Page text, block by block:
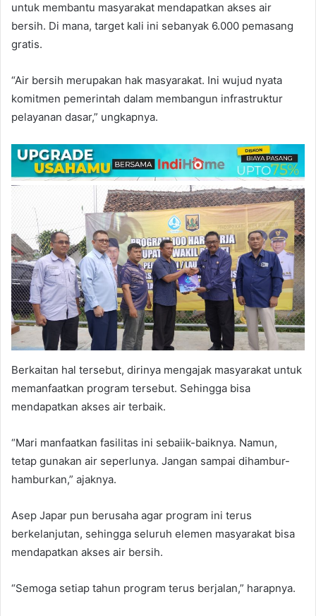
untuk membantu masyarakat mendapatkan akses air
bersih. Di mana, target kali ini sebanyak 6.000 pemasang
gratis.
“Air bersih merupakan hak masyarakat. Ini wujud nyata
komitmen pemerintah dalam membangun infrastruktur
pelayanan dasar,” ungkapnya.
Berkaitan hal tersebut, dirinya mengajak masyarakat untuk
memanfaatkan program tersebut. Sehingga bisa
mendapatkan akses air terbaik.
“Mari manfaatkan fasilitas ini sebaiik-baiknya. Namun,
tetap gunakan air seperlunya. Jangan sampai dihambur-
hamburkan,” ajaknya.
Asep Japar pun berusaha agar program ini terus
berkelanjutan, sehingga seluruh elemen masyarakat bisa
mendapatkan akses air bersih.
“Semoga setiap tahun program terus berjalan,” harapnya.